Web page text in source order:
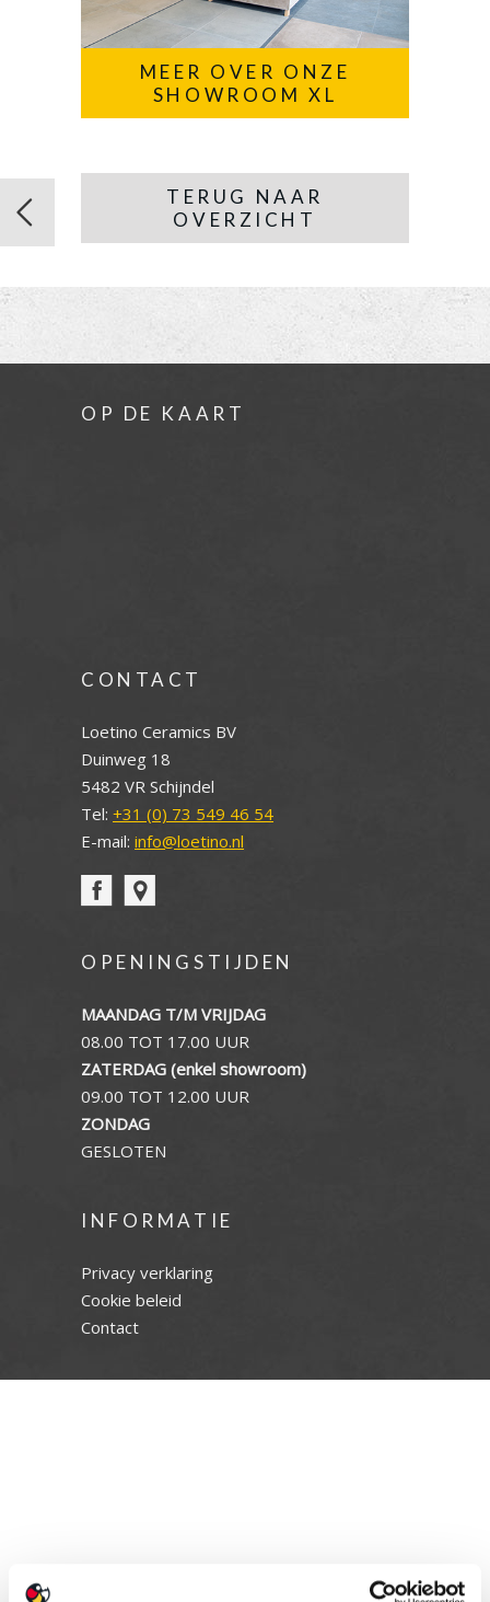
MEER OVER ONZE
SHOWROOM XL
TERUG NAAR
OVERZICHT
OP DE KAART
CONTACT
Loetino Ceramics BV
Duinweg 18
5482 VR Schijndel
Tel: +31 (0) 73 549 46 54
E-mail: info@loetino.nl
OPENINGSTIJDEN
MAANDAG T/M VRIJDAG
08.00 TOT 17.00 UUR
ZATERDAG (enkel showroom)
09.00 TOT 12.00 UUR
ZONDAG
GESLOTEN
INFORMATIE
Privacy verklaring
Cookie beleid
Contact